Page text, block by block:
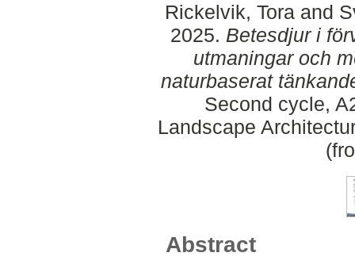
Rickelvik, Toraand
2025. Betesdjur i
utmaningar och
naturbaserat
Second cycle,
Landscape
Abstract